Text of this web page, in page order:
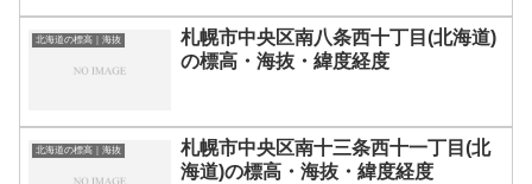
北海道の標高｜海抜
札幌市中央区南八条西十丁目(北海道)
の標高・海抜・緯度経度
北海道の標高｜海抜
札幌市中央区南十三条西十一丁目(北
海道)の標高・海抜・緯度経度